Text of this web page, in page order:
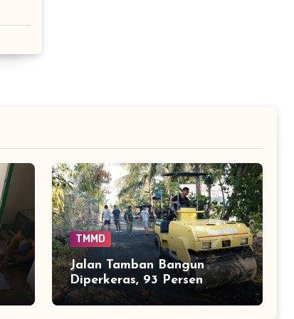
TMMD
Jalan Tamban Bangun
Diperkeras, 93 Persen
Tuntas Menjelang Akhir
TMMD